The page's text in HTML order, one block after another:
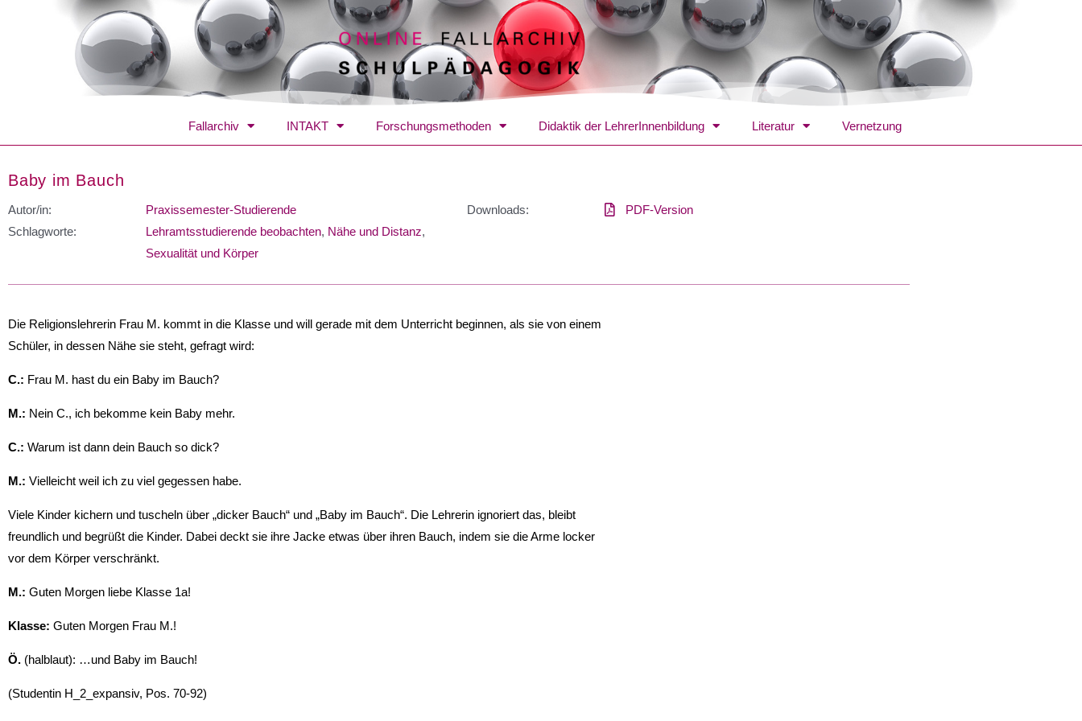
Fallarchiv INTAKT Forschungsmethoden Didaktik der LehrerInnenbildung Literatur Vernetzung
Baby im Bauch
Autor/in:
Praxissemester-Studierende
Schlagworte:
Lehramtsstudierende beobachten, Nähe und Distanz,
Sexualität und Körper
Downloads: PDF-Version
Die Religionslehrerin Frau M. kommt in die Klasse und will gerade mit dem Unterricht beginnen, als sie von einem
Schüler, in dessen Nähe sie steht, gefragt wird:
C.: Frau M. hast du ein Baby im Bauch?
M.: Nein C., ich bekomme kein Baby mehr.
C.: Warum ist dann dein Bauch so dick?
M.: Vielleicht weil ich zu viel gegessen habe.
Viele Kinder kichern und tuscheln über „dicker Bauch“ und „Baby im Bauch“. Die Lehrerin ignoriert das, bleibt
freundlich und begrüßt die Kinder. Dabei deckt sie ihre Jacke etwas über ihren Bauch, indem sie die Arme locker
vor dem Körper verschränkt.
M.: Guten Morgen liebe Klasse 1a!
Klasse: Guten Morgen Frau M.!
Ö. (halblaut): …und Baby im Bauch!
(Studentin H_2_expansiv, Pos. 70-92)